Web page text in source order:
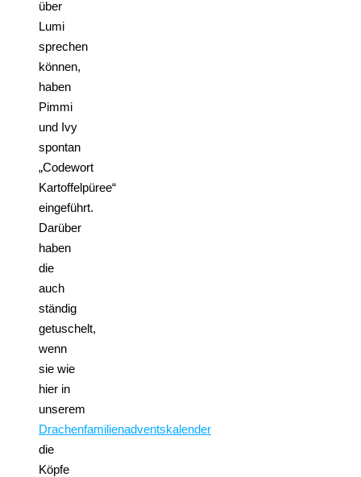
über
Lumi
sprechen
können,
haben
Pimmi
und Ivy
spontan
„Codewort
Kartoffelpüree“
eingeführt.
Darüber
haben
die
auch
ständig
getuschelt,
wenn
sie wie
hier in
unserem
Drachenfamilienadventskalender
die
Köpfe